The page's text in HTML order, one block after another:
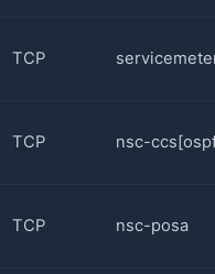
TCP
TCP nsc-
TCP nsc-posa